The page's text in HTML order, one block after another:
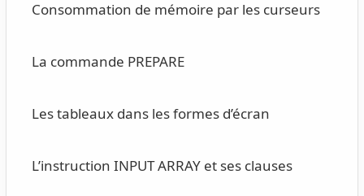
Consommation de mémoire par les curseurs
La commande PREPARE
Les tableaux dans les formes d’écran
L’instruction INPUT ARRAY et ses clauses